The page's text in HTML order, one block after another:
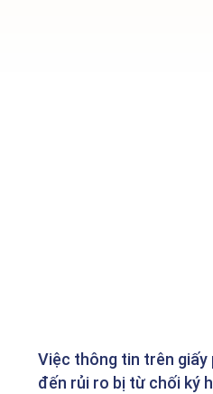
Việc thông tin trên giấy
đến rủi ro bị từ chối ký